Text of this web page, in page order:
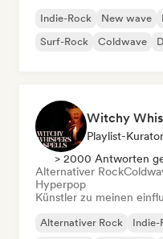
Indie-Rock New wave
Surf-Rock
Coldwave
Playlist-Kurator
> 2000 Antworten
Alternativer Rock
Hyperpop
Künstler zu meinen
Alternativer Rock Indie-